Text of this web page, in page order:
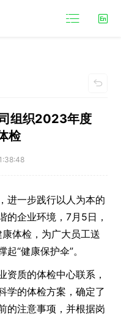


组织2023年度
检
进一步践行以人为本的
的企业环境，7月5日，
体检，为广大员工送
“健康保护伞”。
资质的体检中心联系，
学的体检方案，确定了
的注意事项，并根据岗